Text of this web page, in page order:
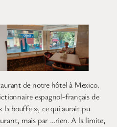
de notre hôtel à Mexico.
espagnol-français de
la bouffe », ce qui aurait pu
mais par …rien. A la limite,